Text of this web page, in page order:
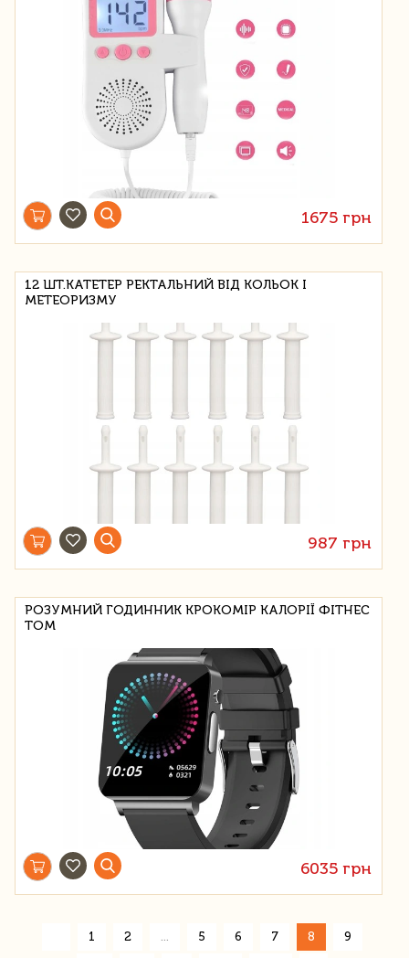
1675 грн
12 ШТ.КАТЕТЕР РЕКТАЛЬНИЙ ВІД КОЛЬОК І
МЕТЕОРИЗМУ
987 грн
РОЗУМНИЙ ГОДИННИК КРОКОМІР КАЛОРІЇ ФІТНЕС
ТОМ
6035 грн
1 2 5 6 7 8 9